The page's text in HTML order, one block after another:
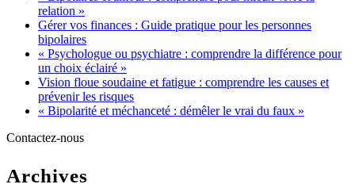
relation »
Gérer vos finances : Guide pratique pour les personnes
bipolaires
« Psychologue ou psychiatre : comprendre la différence pour
un choix éclairé »
Vision floue soudaine et fatigue : comprendre les causes et
prévenir les risques
« Bipolarité et méchanceté : démêler le vrai du faux »
Contactez-nous
Archives